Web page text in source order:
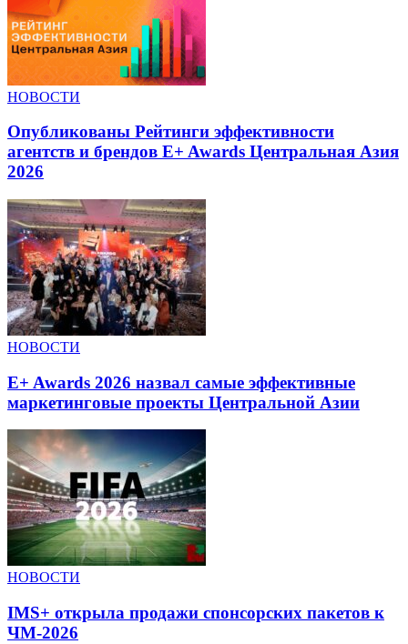
НОВОСТИ
Опубликованы Рейтинги эффективности
агентств и брендов E+ Awards Центральная Азия
2026
НОВОСТИ
E+ Awards 2026 назвал самые эффективные
маркетинговые проекты Центральной Азии
НОВОСТИ
IMS+ открыла продажи спонсорских пакетов к
ЧМ-2026